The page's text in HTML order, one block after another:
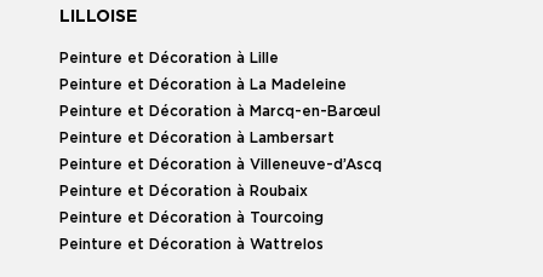
LILLOISE
Peinture et Décoration à Lille
Peinture et Décoration à La Madeleine
Peinture et Décoration à Marcq-en-Barœul
Peinture et Décoration à Lambersart
Peinture et Décoration à Villeneuve-d’Ascq
Peinture et Décoration à Roubaix
Peinture et Décoration à Tourcoing
Peinture et Décoration à Wattrelos